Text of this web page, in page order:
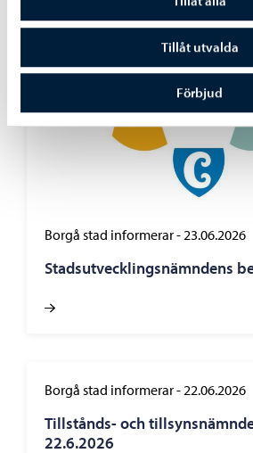
Tillåt utvalda
Förbjud
Borgå stad informerar-23.06.2026
Stadsutvecklingsnämndens
Borgå stad informerar-22.06.2026
Tillstånds- och
22.6.2026